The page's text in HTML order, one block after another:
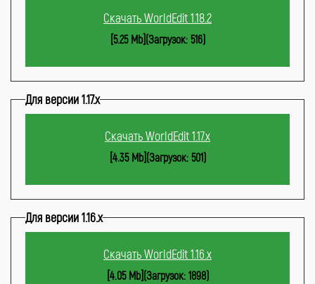
Скачать WorldEdit 1.18.2
[5.25 Mb](Загрузок: 516)
Для версии 1.17.x
Скачать WorldEdit 1.17.x
[4.35 Mb](Загрузок: 501)
Для версии 1.16.x
Скачать WorldEdit 1.16.x
[4.05 Mb](Загрузок: 1898)